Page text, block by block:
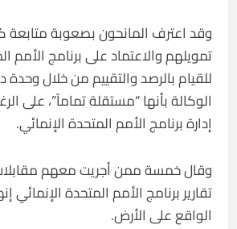
وقد اعترف المانحون بصعوبة متابعة
تمويلهم والاعتماد على برنامج الأمم
للقيام بالرصد والتقييم من خلال وحدة
الوكالة بأنها “مستقلة تماماً”، على
إدارة برنامج الأمم المتحدة الإنمائي.
وقال خمسة ممن أجريت معهم
تقارير برنامج الأمم المتحدة الإنمائي
الواقع على الأرض.